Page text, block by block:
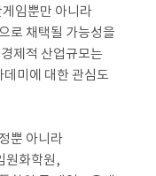
임뿐만 아니라
로 채택될 가능성을
제적 산업규모는
미에 대한 관심도
뿐 아니라
원화학원,